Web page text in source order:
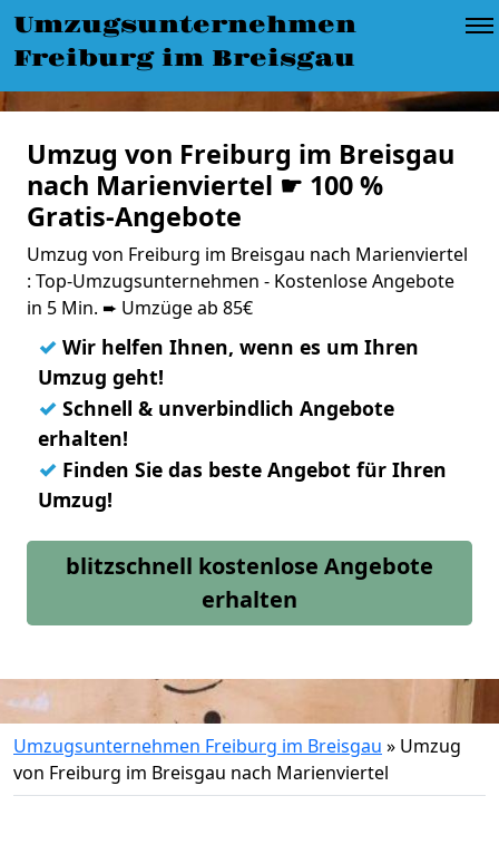
Umzugsunternehmen
Freiburg im Breisgau
Umzug von Freiburg im Breisgau
nach Marienviertel ☛ 100 %
Gratis-Angebote
Umzug von Freiburg im Breisgau nach Marienviertel
: Top-Umzugsunternehmen - Kostenlose Angebote
in 5 Min. ➨ Umzüge ab 85€
✓ Wir helfen Ihnen, wenn es um Ihren
Umzug geht!
✓ Schnell & unverbindlich Angebote
erhalten!
✓ Finden Sie das beste Angebot für Ihren
Umzug!
blitzschnell kostenlose Angebote
erhalten
Umzugsunternehmen Freiburg im Breisgau » Umzug
von Freiburg im Breisgau nach Marienviertel